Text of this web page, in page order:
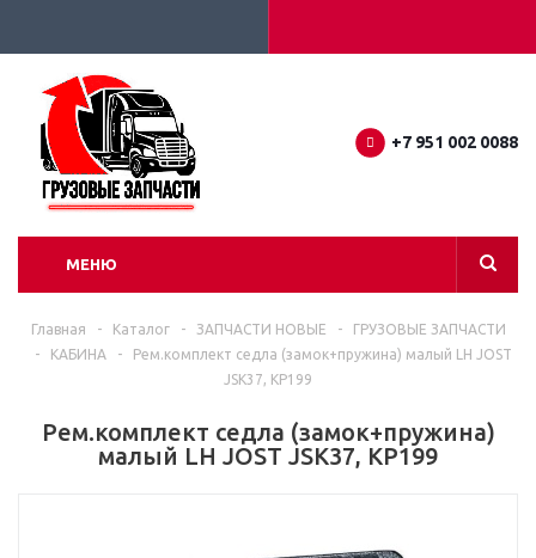
+7 951 002 0088
МЕНЮ
Главная - Каталог - ЗАПЧАСТИ НОВЫЕ -
ГРУЗОВЫЕ ЗАПЧАСТИ
-
КАБИНА -
Рем.комплект седла (замок+пружина) малый LH JOST
JSK37, KP199
Рем.комплект седла (замок+пружина)
малый LH JOST JSK37, KP199